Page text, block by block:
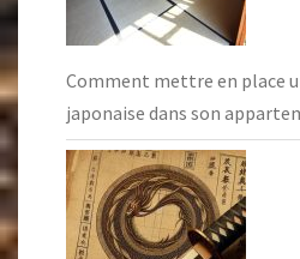
Comment mettre en place
japonaise dans son